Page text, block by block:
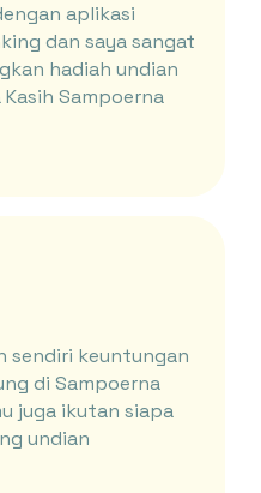
aplikasi
dan saya sangat
hadiah undian
Sampoerna
sendiri keuntungan
di Sampoerna
juga ikutan siapa
undian